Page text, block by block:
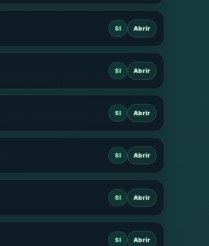
SI Abrir
SI Abrir
SI Abrir
SI Abrir
SI Abrir
SI Abrir